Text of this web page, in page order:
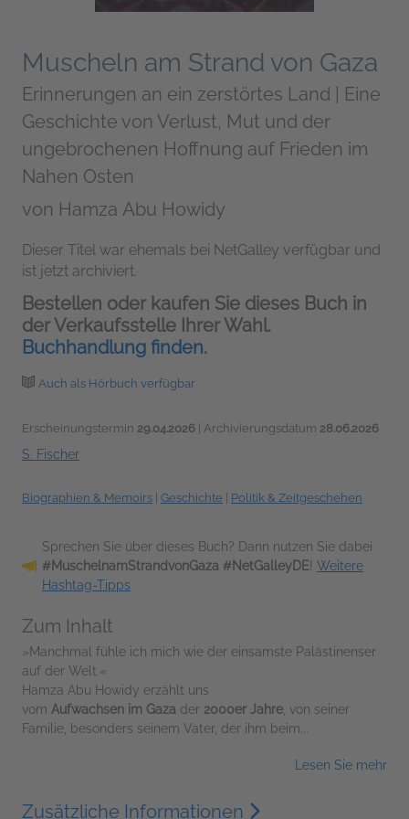
Muscheln am Strand von Gaza
Erinnerungen an ein zerstörtes Land | Eine
Geschichte von Verlust, Mut und der
ungebrochenen Hoffnung auf Frieden im
Nahen Osten
von Hamza Abu Howidy
Dieser Titel war ehemals bei NetGalley verfügbar und
ist jetzt archiviert.
Bestellen oder kaufen Sie dieses Buch in
der Verkaufsstelle Ihrer Wahl.
Buchhandlung finden.
Auch als Hörbuch verfügbar
Erscheinungstermin 29.04.2026 | Archivierungsdatum 28.06.2026
S. Fischer
Biographien & Memoirs | Geschichte | Politik & Zeitgeschehen
Sprechen Sie über dieses Buch? Dann nutzen Sie dabei
#MuschelnamStrandvonGaza #NetGalleyDE! Weitere
Hashtag-Tipps
Zum Inhalt
»Manchmal fühle ich mich wie der einsamste Palästinenser
auf der Welt.«
Hamza Abu Howidy erzählt uns
vom Aufwachsen im Gaza der 2000er Jahre , von seiner
Familie, besonders seinem Vater, der ihm beim...
Lesen Sie mehr
Zusätzliche Informationen